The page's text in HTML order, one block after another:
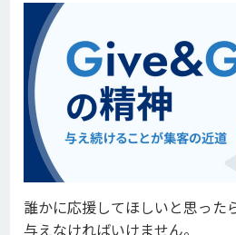
誰かに応援してほしいと思った
与えなければいけません。